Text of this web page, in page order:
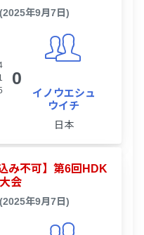
(2025年9月7日)
0
イノウエシュ
ウイチ
日本
み不可】第6回HDK
会
(2025年9月7日)